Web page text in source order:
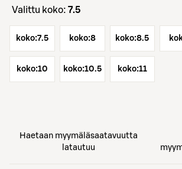
Valittu koko: 7.5
koko:7.5 koko:8 koko:8.5
koko:10 koko:10.5 koko:11
Haetaan myymäläsaatavuutta
latautuu